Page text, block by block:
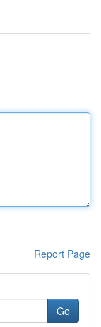
Report Page
Go